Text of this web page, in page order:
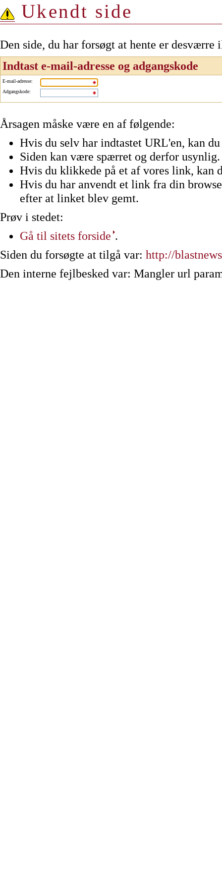
Ukendt side
Den side, du har forsøgt at hente er
Indtast e-mail-adresse og adgangskode
E-mail-adresse:
Adgangskode:
Årsagen måske være en af følgende:
Hvis du selv har indtastet URL'en, kan
Siden kan være spærret og derfor usynlig.
Hvis du klikkede på et af vores link, kan
Hvis du har anvendt et link fra din
efter at linket blev gemt.
Prøv i stedet:
Gå til sitets forside .
Siden du forsøgte at tilgå var: http://
Den interne fejlbesked var: Mangler url